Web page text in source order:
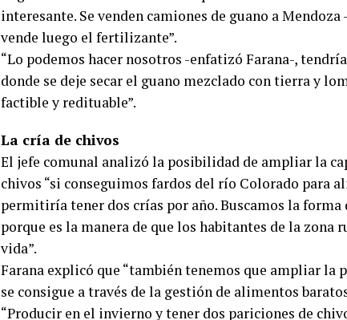
interesante. Se venden camiones de guano a
vende luego el fertilizante”.
“Lo podemos hacer nosotros -enfatizó Farana-,
donde se deje secar el guano mezclado con tierra y
factible y redituable”.
La cría de chivos
El jefe comunal analizó la posibilidad de ampliar la
chivos “si conseguimos fardos del río Colorado para
permitiría tener dos crías por año. Buscamos la
porque es la manera de que los habitantes de la zona
vida”.
Farana explicó que “también tenemos que ampliar
se consigue a través de la gestión de alimentos
“Producir en el invierno y tener dos pariciones de